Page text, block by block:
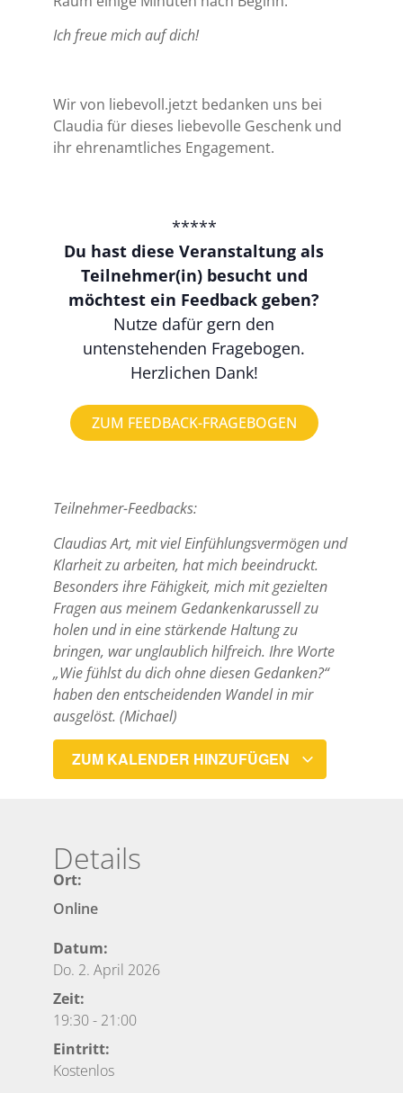
Ich freue mich auf dich!
Wir von liebevoll.jetzt bedanken uns bei
Claudia für dieses liebevolle Geschenk und
ihr ehrenamtliches Engagement.
*****
Du hast diese Veranstaltung als
Teilnehmer(in) besucht und
möchtest ein Feedback geben?
Nutze dafür gern den
untenstehenden Fragebogen.
Herzlichen Dank!
ZUM FEEDBACK-FRAGEBOGEN
Teilnehmer-Feedbacks:
Claudias Art, mit viel Einfühlungsvermögen und
Klarheit zu arbeiten, hat mich beeindruckt.
Besonders ihre Fähigkeit, mich mit gezielten
Fragen aus meinem Gedankenkarussell zu
holen und in eine stärkende Haltung zu
bringen, war unglaublich hilfreich. Ihre Worte
„Wie fühlst du dich ohne diesen Gedanken?“
haben den entscheidenden Wandel in mir
ausgelöst. (Michael)
ZUM KALENDER HINZUFÜGEN
Details
Ort:
Online
Datum:
Do. 2. April 2026
Zeit:
19:30- 21:00
Eintritt:
Kostenlos